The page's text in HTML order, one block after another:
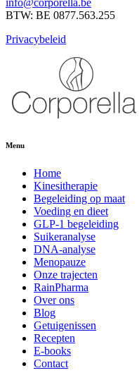
info@corporella.be
BTW: BE 0877.563.255
Privacybeleid
Menu
Home
Kinesitherapie
Begeleiding op maat
Voeding en dieet
GLP-1 begeleiding
Suikeranalyse
DNA-analyse
Menopauze
Onze trajecten
RainPharma
Over ons
Blog
Getuigenissen
Recepten
E-books
Contact